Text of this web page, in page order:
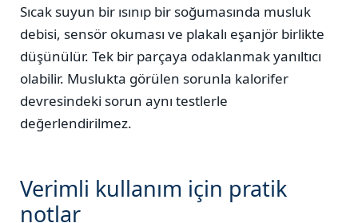
Sıcak suyun bir ısınıp bir soğumasında musluk
debisi, sensör okuması ve plakalı eşanjör birlikte
düşünülür. Tek bir parçaya odaklanmak yanıltıcı
olabilir. Muslukta görülen sorunla kalorifer
devresindeki sorun aynı testlerle
değerlendirilmez.
Verimli kullanım için pratik
notlar